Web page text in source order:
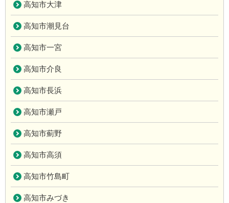
高知市大津
高知市潮見台
高知市一宮
高知市介良
高知市長浜
高知市瀬戸
高知市薊野
高知市高須
高知市竹島町
高知市みづき